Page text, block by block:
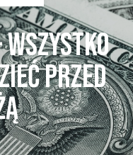
Wszystko
przed